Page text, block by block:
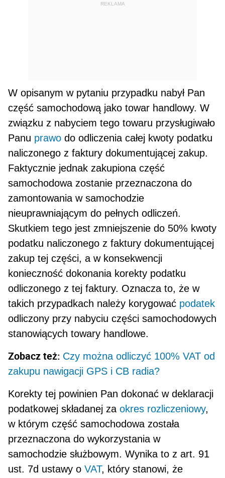
REKLAMA
W opisanym w pytaniu przypadku nabył Pan
część samochodową jako towar handlowy. W
związku z na­byciem tego towaru przysługiwało
Panu prawo do odliczenia całej kwoty podatku
naliczonego z faktury do­kumentującej zakup.
Faktycznie jednak zakupiona część
samochodowa zostanie przeznaczona do
zamonto­wania w samochodzie
nieuprawniającym do pełnych odliczeń.
Skutkiem tego jest zmniejszenie do 50% kwoty
podatku naliczonego z faktury dokumentującej
zakup tej części, a w konsekwencji
konieczność dokonania korekty podatku
odliczonego z tej faktury. Oznacza to, że w
takich przypadkach należy korygować podatek
odliczony przy nabyciu części samochodowych
stanowiących towary handlowe.
Zobacz też: Czy można odliczyć 100% VAT od
zakupu nawigacji GPS i CB radia?
Korekty tej powinien Pan dokonać w deklaracji
podatkowej składanej zaokres rozliczeniowy,
w którym część samochodowa została
przeznaczona do wykorzystania w
samochodzie służbowym. Wynika to z art. 91
ust. 7d ustawy oVAT, który stanowi, że